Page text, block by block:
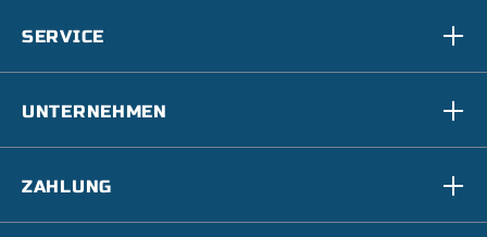
SERVICE
UNTERNEHMEN
ZAHLUNG